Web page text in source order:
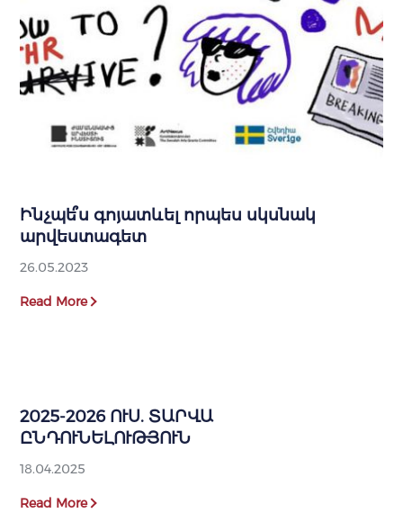
Ինչպե՞ս գոյատևել որպես սկսնակ
արվեստագետ
26.05.2023
Read More
2025-2026 ՈՒՍ. ՏԱՐՎԱ
ԸՆԴՈՒՆԵԼՈՒԹՅՈՒՆ
18.04.2025
Read More